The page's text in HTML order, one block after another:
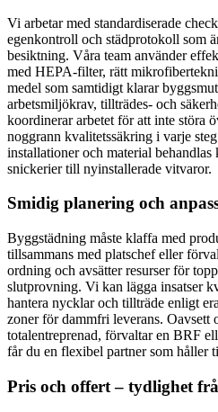
Vi arbetar med standardiserade
egenkontroll och städprotokoll som
besiktning. Våra team använder
med HEPA-filter, rätt
medel som samtidigt klarar
arbetsmiljökrav, tillträdes- och
koordinerar arbetet för att inte störa
noggrann kvalitetssäkring i varje
installationer och material
snickerier till nyinstallerade vitvaror.
Smidig planering och
Byggstädning måste klaffa med
tillsammans med platschef eller
ordning och avsätter resurser för
slutprovning. Vi kan lägga insatser
hantera nycklar och tillträde enligt
zoner för dammfri leverans. Oavsett
totalentreprenad, förvaltar en BRF
får du en flexibel partner som håller
Pris och offert – tydlighet